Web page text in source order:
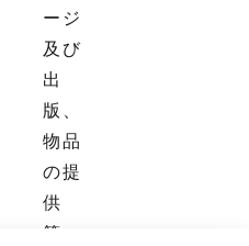
ージ
及び
出
版、
物品
の提
供
等、